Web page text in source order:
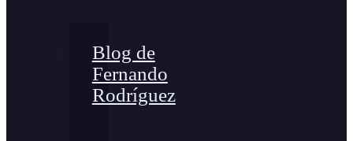
Blog de
Fernando
Rodríguez